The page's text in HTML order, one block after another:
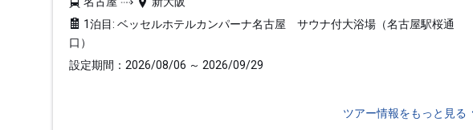
1泊目: ベッセルホテルカンパーナ名古屋 サウナ付大浴場（名古屋駅桜通
口）
設定期間：2026/08/06 ～ 2026/09/29
ツアー情報をもっと見る